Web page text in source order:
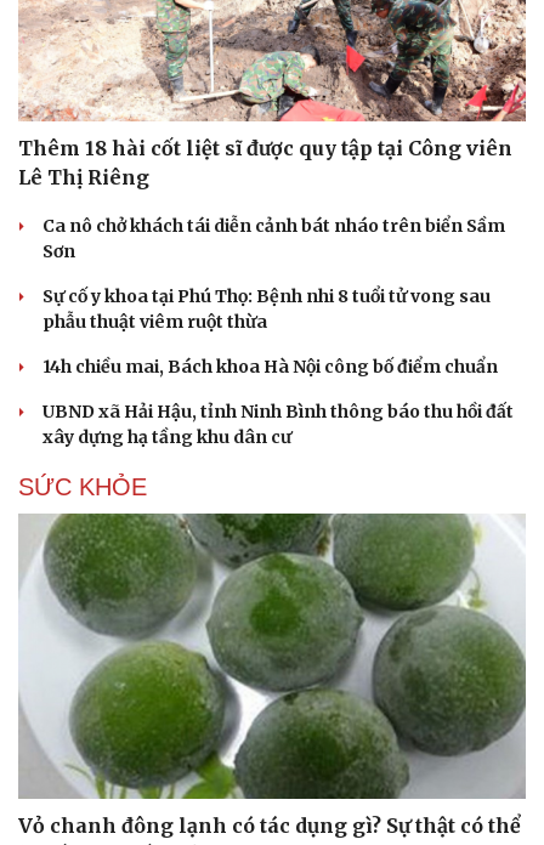
Thêm 18 hài cốt liệt sĩ được quy tập tại Công viên
Lê Thị Riêng
Ca nô chở khách tái diễn cảnh bát nháo trên biển Sầm
Sơn
Sự cố y khoa tại Phú Thọ: Bệnh nhi 8 tuổi tử vong sau
phẫu thuật viêm ruột thừa
14h chiều mai, Bách khoa Hà Nội công bố điểm chuẩn
UBND xã Hải Hậu, tỉnh Ninh Bình thông báo thu hồi đất
xây dựng hạ tầng khu dân cư
SỨC KHỎE
Vỏ chanh đông lạnh có tác dụng gì? Sự thật có thể